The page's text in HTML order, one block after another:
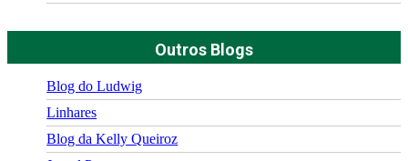
Outros Blogs
Blog do Ludwig
Linhares
Blog da Kelly Queiroz